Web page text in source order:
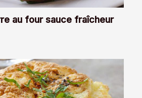
au four sauce fraîcheur